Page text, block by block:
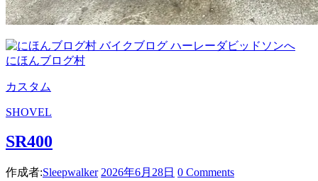
にほんブログ村
カスタム
SHOVEL
SR400
作成者:Sleepwalker 2026年6月28日 0 Comments